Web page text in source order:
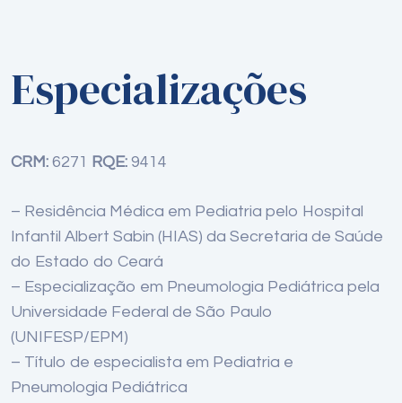
Especializações
CRM: 6271 RQE: 9414
– Residência Médica em Pediatria pelo Hospital
Infantil Albert Sabin (HIAS) da Secretaria de Saúde
do Estado do Ceará
– Especialização em Pneumologia Pediátrica pela
Universidade Federal de São Paulo
(UNIFESP/EPM)
– Título de especialista em Pediatria e
Pneumologia Pediátrica